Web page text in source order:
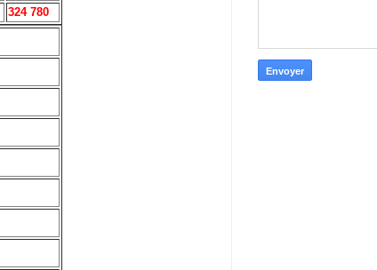
324 780